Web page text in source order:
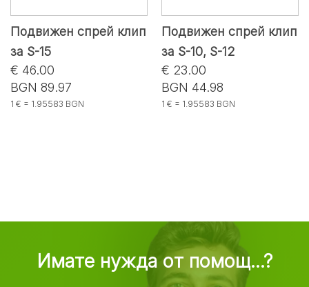
Подвижен спрей клип
за S-15
€ 46.00
BGN 89.97
1 € = 1.95583 BGN
Подвижен спрей клип
за S-10, S-12
€ 23.00
BGN 44.98
1 € = 1.95583 BGN
Имате нужда от помощ...?